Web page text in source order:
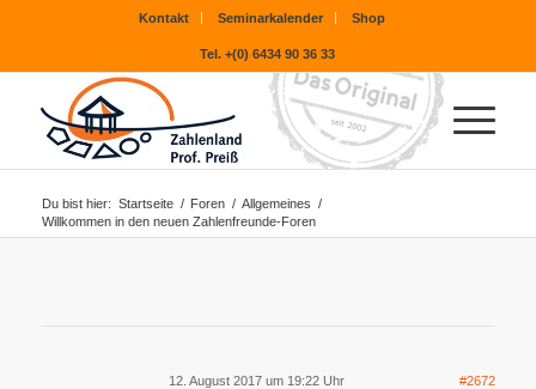
Kontakt Seminarkalender Shop
Tel. +(0) 6434 90 36 33
Du bist hier: Startseite / Foren / Allgemeines /
Willkommen in den neuen Zahlenfreunde-Foren
12. August 2017 um 19:22 Uhr #2672